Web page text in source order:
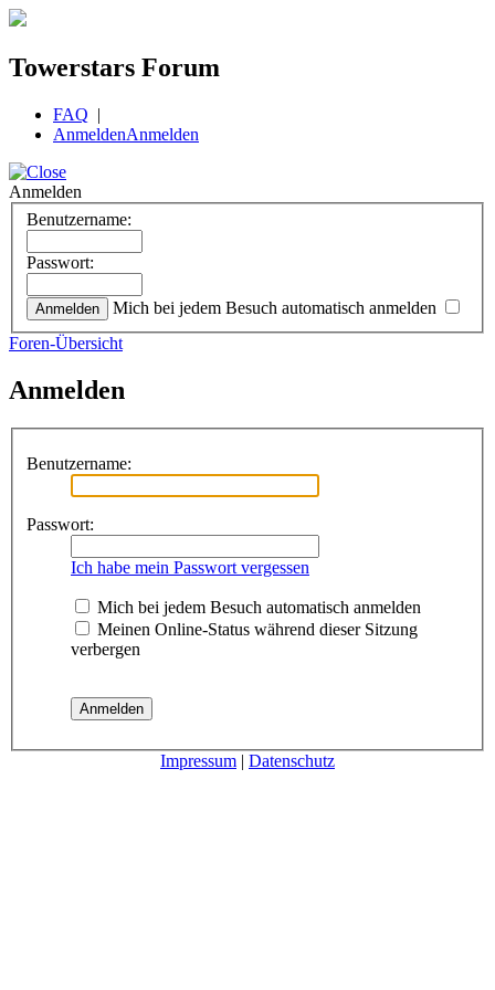
Towerstars Forum
FAQ |
AnmeldenAnmelden
Anmelden
Benutzername:
Passwort:
Mich bei jedem Besuch automatisch anmelden
Foren-Übersicht
Anmelden
Benutzername:
Passwort:
Ich habe mein Passwort vergessen
Mich bei jedem Besuch automatisch anmelden
Meinen Online-Status während dieser Sitzung
verbergen
Impressum | Datenschutz